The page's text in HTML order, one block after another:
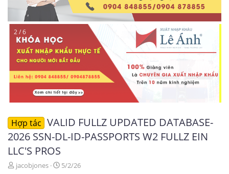
2 / 6
Hợp tác VALID FULLZ UPDATED DATABASE-
2026 SSN-DL-ID-PASSPORTS W2 FULLZ EIN
LLC'S PROS
T
jacobjones
N
5/2/26